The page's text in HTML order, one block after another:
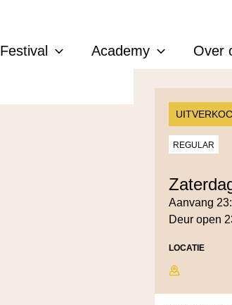
Festival Academy Over
REGULAR
Aanvang
Deur open
LOCATIE